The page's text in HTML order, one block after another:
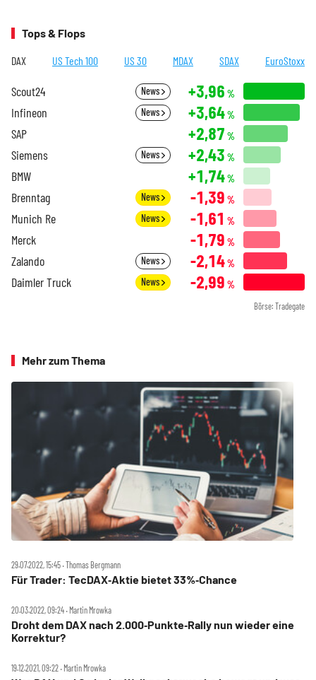
Tops & Flops
DAX US Tech 100 US 30 MDAX SDAX EuroStoxx
Scout24 News +3,96 %
Infineon News +3,64%
SAP +2,87 %
Siemens News +2,43 %
BMW +1,74%
Brenntag News -1,39 %
Munich Re News -1,61 %
Merck -1,79 %
Zalando News -2,14%
Daimler Truck News -2,99 %
Börse: Tradegate
Mehr zum Thema
29.07.2022, 15:45 ‧ Thomas Bergmann
Für Trader: TecDAX‑Aktie bietet 33%‑Chance
20.03.2022, 09:24 ‧ Martin Mrowka
Droht dem DAX nach 2.000‑Punkte‑Rally nun wieder eine
Korrektur?
19.12.2021, 09:22 ‧ Martin Mrowka